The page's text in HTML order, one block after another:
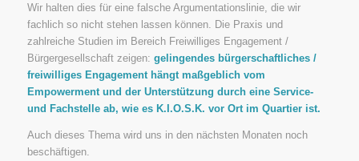
Wir halten dies für eine falsche Argumentationslinie, die wir
fachlich so nicht stehen lassen können. Die Praxis und
zahlreiche Studien im Bereich Freiwilliges Engagement /
Bürgergesellschaft zeigen: gelingendes bürgerschaftliches /
freiwilliges Engagement hängt maßgeblich vom
Empowerment und der Unterstützung durch eine Service-
und Fachstelle ab, wie es K.I.O.S.K. vor Ort im Quartier ist.
Auch dieses Thema wird uns in den nächsten Monaten noch
beschäftigen.